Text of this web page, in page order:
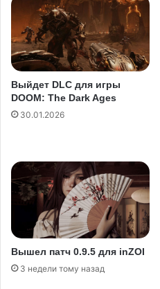
Выйдет DLC для игры
DOOM: The Dark Ages
30.01.2026
Вышел патч 0.9.5 для inZOI
3 недели тому назад